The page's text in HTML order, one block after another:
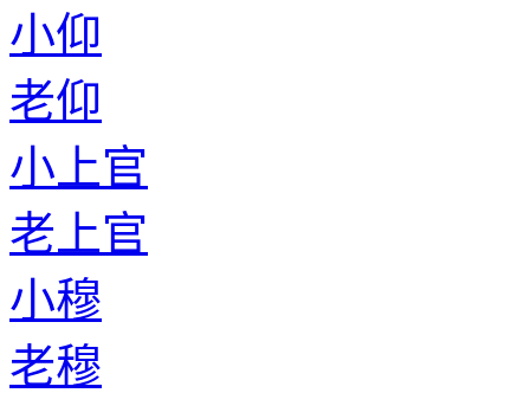
小仰
老仰
小上官
老上官
小穆
老穆